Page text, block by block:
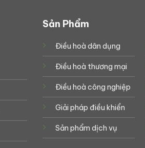
Sản Phẩm
Điều hoà dân dụng
Điều hoà thương mại
Điều hoà công nghiệp
Giải pháp điều khiển
Sản phẩm dịch vụ